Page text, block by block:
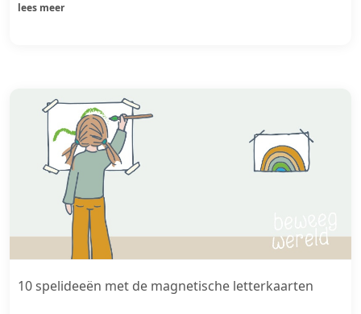
lees meer
10 spelideeën met de magnetische letterkaarten